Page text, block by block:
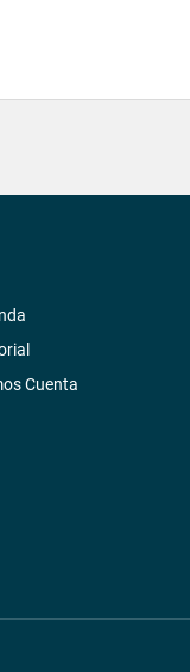
Cuenta